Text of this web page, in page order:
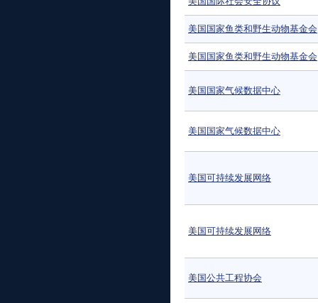
美国国家鱼类和野生动物基金会
美国国家鱼类和野生动物基金会
美国国家气候数据中心
美国国家气候数据中心
美国可持续发展网络
美国可持续发展网络
美国公共工程协会